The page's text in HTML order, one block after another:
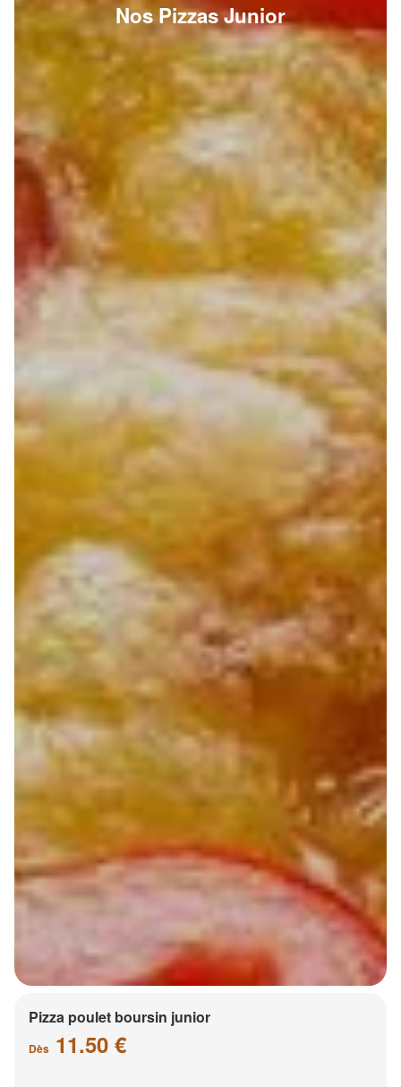
Nos Pizzas Junior
Pizza poulet boursin junior
Dès 11.50 €